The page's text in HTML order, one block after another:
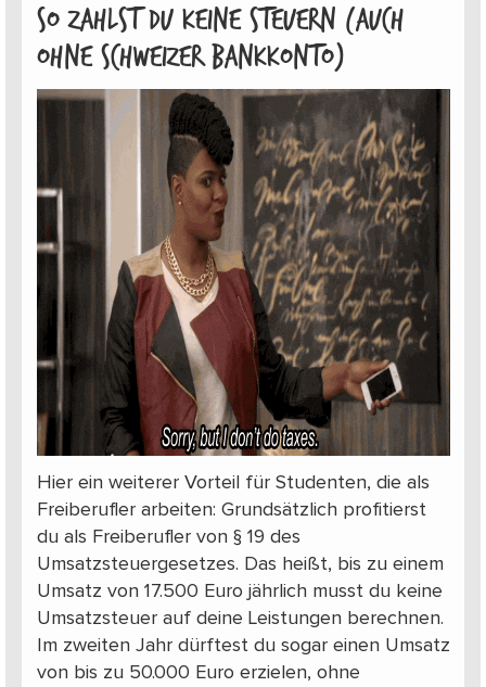
So zahlst du keine Steuern (auch
ohne Schweizer Bankkonto)
Hier ein weiterer Vorteil für Studenten, die als
Freiberufler arbeiten: Grundsätzlich profitierst
du als Freiberufler von § 19 des
Umsatzsteuergesetzes. Das heißt, bis zu einem
Umsatz von 17.500 Euro jährlich musst du keine
Umsatzsteuer auf deine Leistungen berechnen.
Im zweiten Jahr dürftest du sogar einen Umsatz
von bis zu 50.000 Euro erzielen, ohne